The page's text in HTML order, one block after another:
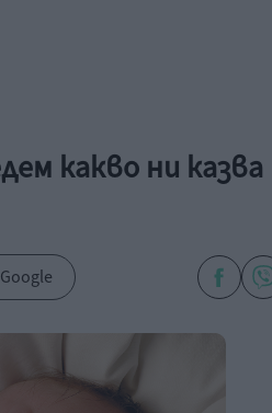
какво ни казва